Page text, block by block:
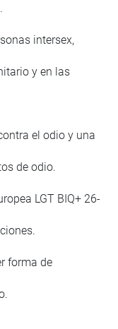
intersex,
y en las
el odio y una
de odio.
LGT BIQ+ 26-
forma de